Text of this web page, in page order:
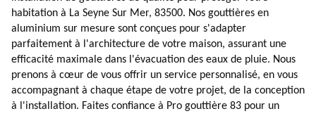
habitation à La Seyne Sur Mer, 83500. Nos gouttières en
aluminium sur mesure sont conçues pour s'adapter
parfaitement à l'architecture de votre maison, assurant une
efficacité maximale dans l'évacuation des eaux de pluie. Nous
prenons à cœur de vous offrir un service personnalisé, en vous
accompagnant à chaque étape de votre projet, de la conception
à l'installation. Faites confiance à Pro gouttière 83 pour un